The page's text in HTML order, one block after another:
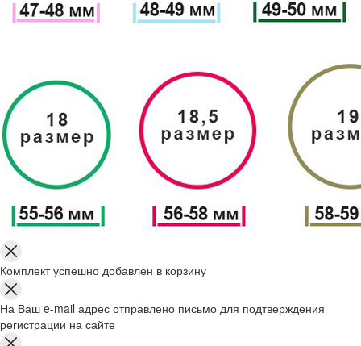
Комплект успешно добавлен в корзину
На Ваш e-mail адрес отправлено письмо для подтверждения
регистрации на сайте